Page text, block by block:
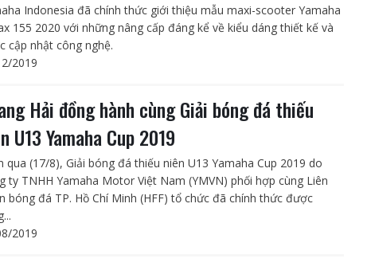
Indonesia đã chính thức giới thiệu mẫu maxi-scooter Yamaha
155 2020 với những nâng cấp đáng kể về kiểu dáng thiết kế và
cập nhật công nghệ.
2019
Hải đồng hành cùng Giải bóng đá thiếu
U13 Yamaha Cup 2019
qua (17/8), Giải bóng đá thiếu niên U13 Yamaha Cup 2019 do
ty TNHH Yamaha Motor Việt Nam (YMVN) phối hợp cùng Liên
bóng đá TP. Hồ Chí Minh (HFF) tổ chức đã chính thức được
2019